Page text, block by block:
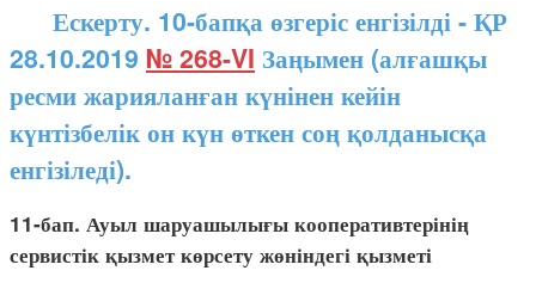
Ескерту. 10-бапқа өзгеріс енгізілді - ҚР
28.10.2019 № 268-VI Заңымен (алғашқы
ресми жарияланған күнінен кейін
күнтізбелік он күн өткен соң қолданысқа
енгізіледі).
11-бап. Ауыл шаруашылығы кооперативтерінің
сервистік қызмет көрсету жөніндегі қызметі